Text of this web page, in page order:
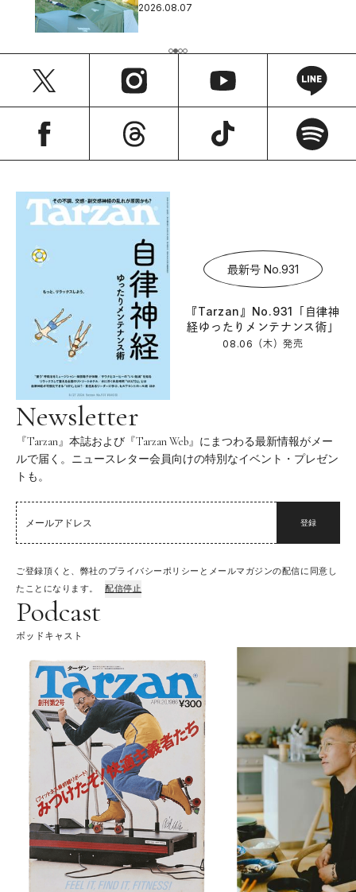
2026.08.07
最新号 No.931
『Tarzan』No.931「自律神
経ゆったりメンテナンス術」
08.06（木）発売
Newsletter
『Tarzan』本誌および『Tarzan Web』にまつわる最新情報がメー
ルで届く。ニュースレター会員向けの特別なイベント・プレゼン
トも。
登録
ご登録頂くと、弊社のプライバシーポリシーとメールマガジンの配信に同意し
たことになります。
配信停止
Podcast
ポッドキャスト